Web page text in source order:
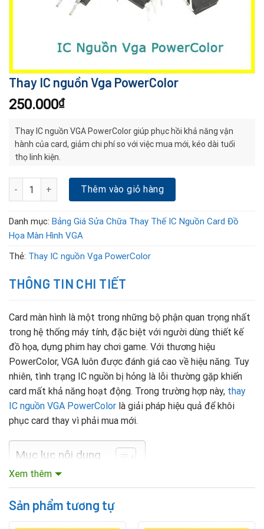
Thay IC nguồn Vga PowerColor
250.000₫
Thay IC nguồn VGA PowerColor giúp phục hồi khả năng vận
hành của card, giảm chi phí so với việc mua mới, kéo dài tuổi
thọ linh kiện.
Thay IC nguồn Vga PowerColor số lượng
Thêm vào giỏ hàng
Danh mục: Bảng Giá Sửa Chữa Thay Thế IC Nguồn Card Đồ
Họa Màn Hình VGA
Thẻ: Thay IC nguồn Vga PowerColor
THÔNG TIN CHI TIẾT
Card màn hình là một trong những bộ phận quan trọng nhất
trong hệ thống máy tính, đặc biệt với người dùng thiết kế
đồ họa, dựng phim hay chơi game. Với thương hiệu
PowerColor, VGA luôn được đánh giá cao về hiệu năng. Tuy
nhiên, tình trạng IC nguồn bị hỏng là lỗi thường gặp khiến
card mất khả năng hoạt động. Trong trường hợp này, thay
IC nguồn VGA PowerColor là giải pháp hiệu quả để khôi
phục card thay vì phải mua mới.
Mục lục nội dung
Máy tính bật nhưng không nhận card rời, chỉ chạy bằng
Xem thêm
Sản phẩm tương tự